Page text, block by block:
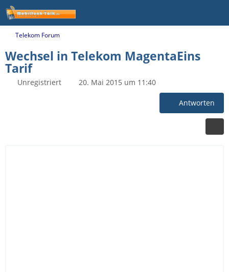
Telekom Forum
Wechsel in Telekom MagentaEins
Tarif
Unregistriert 20. Mai 2015 um 11:40
Antworten